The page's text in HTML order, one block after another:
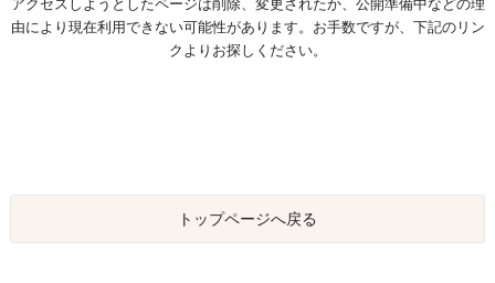
由により現在利用できない可能性があります。お手数ですが、下記のリン
クよりお探しください。
トップページへ戻る